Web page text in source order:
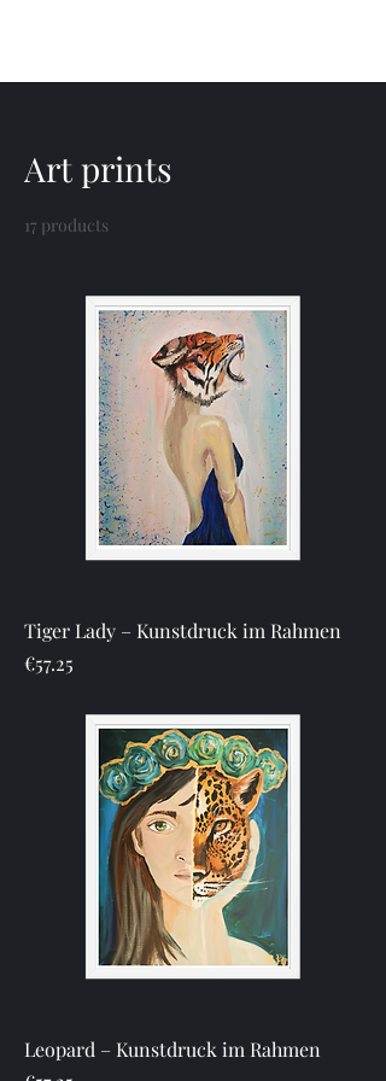
Art prints
17 products
Tiger Lady – Kunstdruck im Rahmen
Price
€57.25
Leopard – Kunstdruck im Rahmen